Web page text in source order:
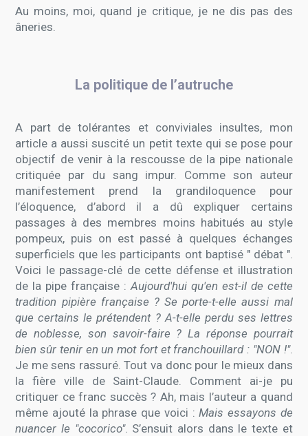
Au moins, moi, quand je critique, je ne dis pas des
âneries.
La politique de l’autruche
A part de tolérantes et conviviales insultes, mon
article a aussi suscité un petit texte qui se pose pour
objectif de venir à la rescousse de la pipe nationale
critiquée par du sang impur. Comme son auteur
manifestement prend la grandiloquence pour
l’éloquence, d’abord il a dû expliquer certains
passages à des membres moins habitués au style
pompeux, puis on est passé à quelques échanges
superficiels que les participants ont baptisé " débat ".
Voici le passage-clé de cette défense et illustration
de la pipe française :Aujourd'hui qu'en est-il de cette
tradition pipière française ? Se porte-t-elle aussi mal
que certains le prétendent ? A-t-elle perdu ses lettres
de noblesse, son savoir-faire ? La réponse pourrait
bien sûr tenir en un mot fort et franchouillard : "NON !".
Je me sens rassuré. Tout va donc pour le mieux dans
la fière ville de Saint-Claude. Comment ai-je pu
critiquer ce franc succès ? Ah, mais l’auteur a quand
même ajouté la phrase que voici :Mais essayons de
nuancer le "cocorico". S’ensuit alors dans le texte et